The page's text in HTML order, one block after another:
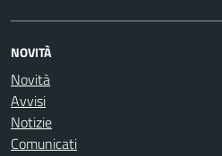
NOVITÀ
Novità
Avvisi
Notizie
Comunicati